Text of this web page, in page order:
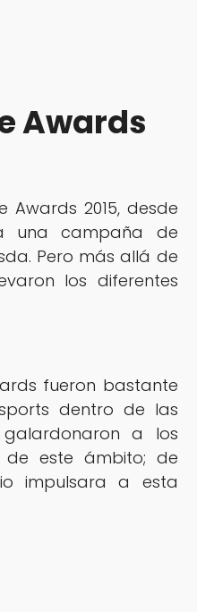
Awards
2015, desde
una campaña de
Pero más allá de
los diferentes
fueron bastante
dentro de las
a los
de este ámbito; de
impulsara a esta